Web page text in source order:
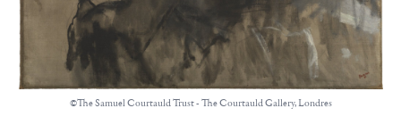
©The Samuel Courtauld Trust - The Courtauld Gallery, Londres